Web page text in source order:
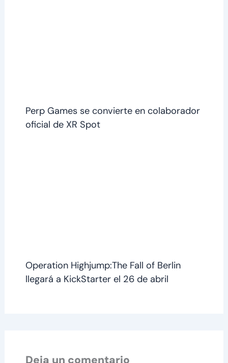
Perp Games se convierte en colaborador
oficial de XR Spot
Operation Highjump:The Fall of Berlin
llegará a KickStarter el 26 de abril
Deja un comentario